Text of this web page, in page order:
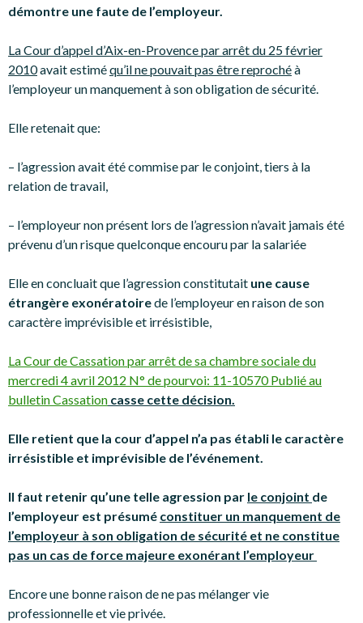
démontre une faute de l’employeur.
La Cour d’appel d’Aix-en-Provence par arrêt du 25 février
2010avait estiméqu’il ne pouvait pas être reprochéà
l’employeur un manquement à son obligation de sécurité.
Elle retenait que:
– l’agression avait été commise par le conjoint, tiers à la
relation de travail,
– l’employeur non présent lors de l’agression n’avait jamais été
prévenu d’un risque quelconque encouru par la salariée
Elle en concluait que l’agression constitutait une cause
étrangère exonératoirede l’employeur en raison de son
caractère imprévisible et irrésistible,
La Cour de Cassation par arrêt de sa chambre sociale du
mercredi 4 avril 2012 N° de pourvoi: 11-10570 Publié au
bulletin Cassation casse cette décision.
Elle retient que la cour d’appel n’a pas établi le caractère
irrésistible et imprévisible de l’événement.
Il faut retenir qu’une telle agression par le conjoint de
l’employeur est présumé constituer un manquement de
l’employeur à son obligation de sécurité et ne constitue
pas un cas de force majeure exonérant l’employeur
Encore une bonne raison de ne pas mélanger vie
professionnelle et vie privée.